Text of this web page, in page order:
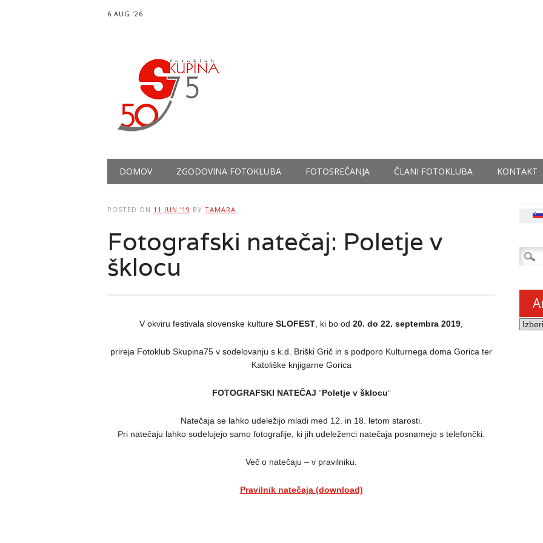
6 AUG ’26
Main menu
DOMOV ZGODOVINA FOTOKLUBA FOTOSREČANJA ČLANI FOTOKLUBA KONTAKT
POSTED ON 11 JUN ’19 BY TAMARA
Fotografski natečaj: Poletje v
šklocu
V okviru festivala slovenske kultureSLOFEST , ki bo od20. do 22. septembra 2019
prireja Fotoklub Skupina75 v sodelovanju s k.d. Briški Grič in s podporo Kulturnega doma Gorica ter
Katoliške knjigarne Gorica
FOTOGRAFSKI NATEČAJ “Poletje v šklocu“
Natečaja se lahko udeležijo mladi med 12. in 18. letom starosti.
Pri natečaju lahko sodelujejo samo fotografije, ki jih udeleženci natečaja posnamejo s telefončki.
Več o natečaju – v pravilniku.
Pravilnik natečaja (download)
Išči:
Arhiv